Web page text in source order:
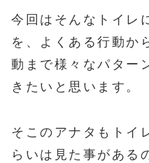
今回はそんなトイレ
を、よくある行動か
動まで様々なパター
きたいと思います。
そこのアナタもトイ
らいは見た事がある